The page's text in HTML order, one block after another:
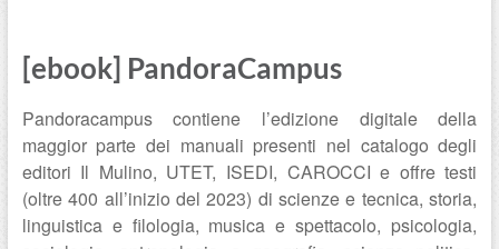
[ebook] PandoraCampus
Pandoracampus contiene l’edizione digitale della
maggior parte dei manuali presenti nel catalogo degli
editori Il Mulino, UTET, ISEDI, CAROCCI e offre testi
(oltre 400 all’inizio del 2023) di scienze e tecnica, storia,
linguistica e filologia, musica e spettacolo, psicologia,